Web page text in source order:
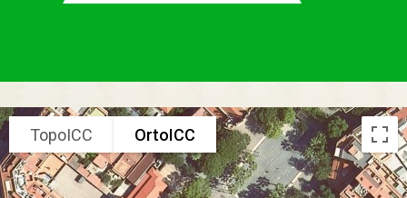
TopoICC OrtoICC